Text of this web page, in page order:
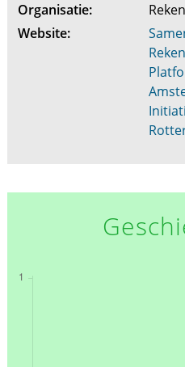
Organisatie:
Website: